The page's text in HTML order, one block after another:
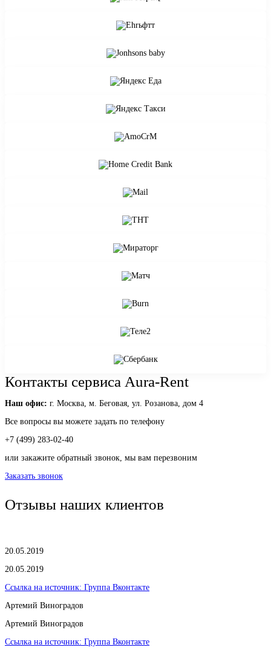
Контакты сервиса Aura-Rent
Наш офис: г. Москва, м. Беговая, ул. Розанова, дом 4
Все вопросы вы можете задать по телефону
+7 (499) 283-02-40
или закажите обратный звонок, мы вам перезвоним
Заказать звонок
Отзывы наших клиентов
20.05.2019
20.05.2019
Ссылка на источник: Группа Вконтакте
Артемий Виноградов
Артемий Виноградов
Ссылка на источник: Группа Вконтакте